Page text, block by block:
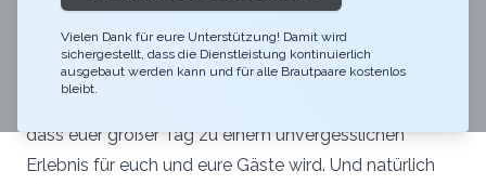
Meine Zeremonien sind eine bunte Mischung aus
Inspiration, Herzlichkeit, Musikalität, Tiefe und
Emotionen. Jede Zeremonie ist bunt und einzigartig,
dass euer großer Tag zu einem unvergesslichen
Erlebnis für euch und eure Gäste wird. Und natürlich
Vielen Dank für eure Unterstützung! Damit wird
sichergestellt, dass die Dienstleistung kontinuierlich
ausgebaut werden kann und für alle Brautpaare kostenlos
bleibt.